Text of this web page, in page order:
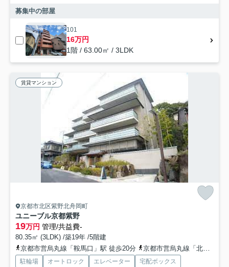
募集中の部屋
101
16万円
1階 / 63.00㎡ / 3LDK
賃貸マンション
京都市北区紫野北舟岡町
ユニーブル京都紫野
19万円 管理/共益費-
80.35㎡ (3LDK) /築19年 /5階建
京都市営烏丸線「鞍馬口」駅 徒歩20分
京都市営烏丸線「北大路」駅 徒歩22分
駐輪場 オートロック エレベーター
宅配ボックス